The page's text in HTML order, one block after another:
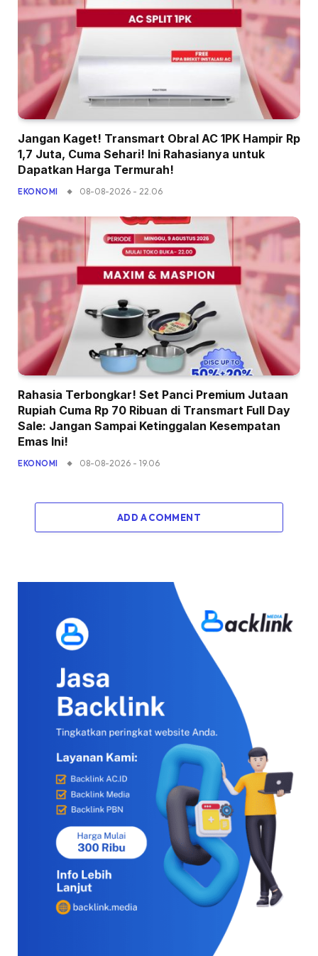
Jangan Kaget! Transmart Obral AC 1PK Hampir Rp
1,7 Juta, Cuma Sehari! Ini Rahasianya untuk
Dapatkan Harga Termurah!
EKONOMI 08-08-2026 - 22.06
Rahasia Terbongkar! Set Panci Premium Jutaan
Rupiah Cuma Rp 70 Ribuan di Transmart Full Day
Sale: Jangan Sampai Ketinggalan Kesempatan
Emas Ini!
EKONOMI 08-08-2026 - 19.06
ADD A COMMENT